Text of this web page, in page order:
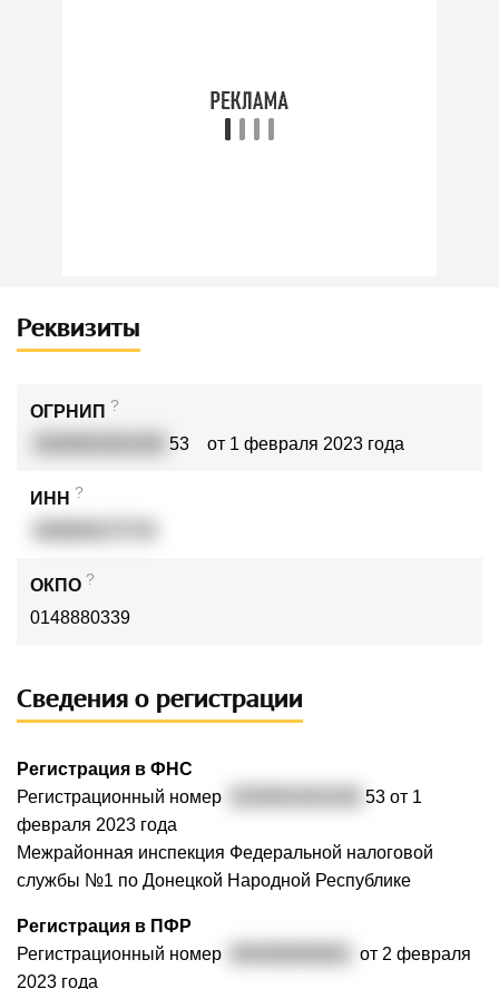
Реквизиты
ОГРНИП ?
53 от 1 февраля 2023 года
ИНН ?
ОКПО ?
0148880339
Сведения о регистрации
Регистрация в ФНС
Регистрационный номер
53 от 1
февраля 2023 года
Межрайонная инспекция Федеральной налоговой
службы №1 по Донецкой Народной Республике
Регистрация в ПФР
Регистрационный номер
от 2 февраля
2023 года